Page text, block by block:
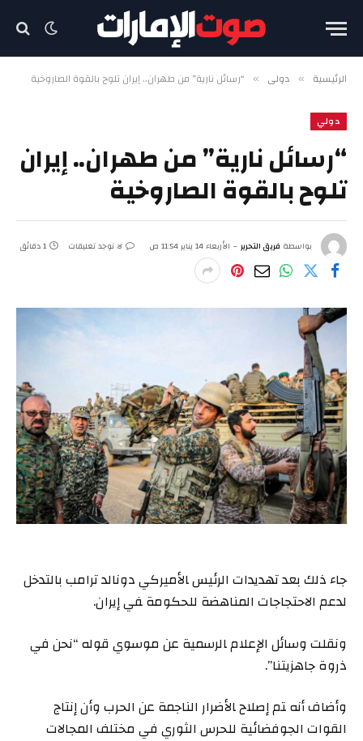
الرئيسية » دولي » “رسائل نارية” من طهران.. إيران تلوح بالقوة الصاروخية
دولي
“رسائل نارية” من طهران.. إيران
تلوح بالقوة الصاروخية
بواسطة فريق التحرير الأربعاء 14 يناير 11:54 ص لا توجد تعليقات 1 دقائق
جاء ذلك بعد تهديدات ​الرئيس ‍الأميركي دونالد ترامب بالتدخل
لدعم الاحتجاجات المناهضة للحكومة ‍في ⁠إيران.
ونقلت وسائل الإعلام ‍الرسمية عن موسوي قوله “نحن في
ذروة جاهزيتنا”.
وأضاف أنه ‍تم إصلاح ‍الأضرار الناجمة عن الحرب وأن ‌إنتاج
القوات الجوفضائية للحرس الثوري في مختلف المجالات